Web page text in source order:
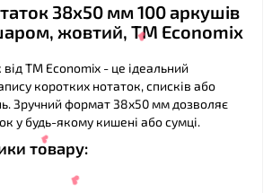
38х50 мм 100 аркушів
жовтий, ТМ Economix
ТМ Economix - це ідеальний
коротких нотаток, списків або
Зручний формат 38х50 мм дозволяє
у будь-якому кишені або сумці.
товару: